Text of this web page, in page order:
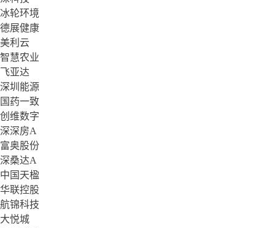
冰轮环境
德展健康
美利云
智慧农业
飞亚达
深圳能源
国药一致
创维数字
深深房A
富奥股份
深桑达A
中国天楹
华联控股
航锦科技
大悦城